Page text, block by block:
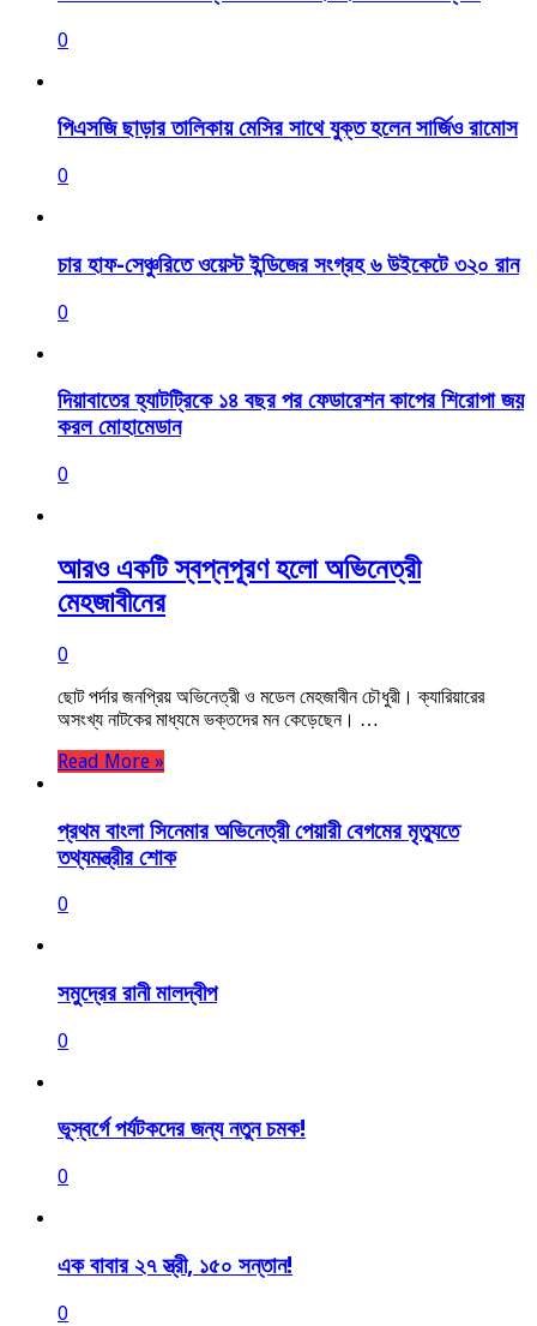
0
পিএসজি ছাড়ার তালিকায় মেসির সাথে যুক্ত হলেন সার্জিও রামোস
0
চার হাফ-সেঞ্চুরিতে ওয়েস্ট ইন্ডিজের সংগ্রহ ৬ উইকেটে ৩২০ রান
0
দিয়াবাতের হ্যাটট্রিকে ১৪ বছর পর ফেডারেশন কাপের শিরোপা জয়
করল মোহামেডান
0
আরও একটি স্বপ্নপূরণ হলো অভিনেত্রী
মেহজাবীনের
0
ছোট পর্দার জনপ্রিয় অভিনেত্রী ও মডেল মেহজাবীন চৌধুরী। ক্যারিয়ারের
অসংখ্য নাটকের মাধ্যমে ভক্তদের মন কেড়েছেন। …
Read More »
প্রথম বাংলা সিনেমার অভিনেত্রী পেয়ারী বেগমের মৃত্যুতে
তথ্যমন্ত্রীর শোক
0
সমুদ্রের রানী মালদ্বীপ
0
ভূস্বর্গে পর্যটকদের জন্য নতুন চমক!
0
এক বাবার ২৭ স্ত্রী, ১৫০ সন্তান!
0